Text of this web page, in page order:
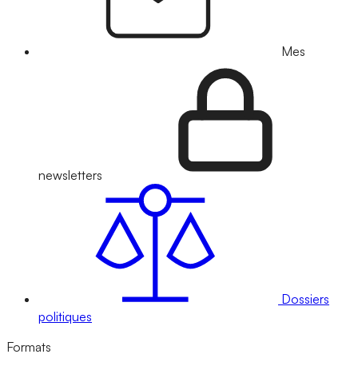
Mes
newsletters
Dossiers
politiques
Formats